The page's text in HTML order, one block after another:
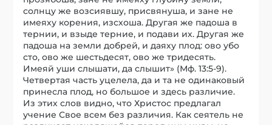
солнцу же возсиявшу, присвянуша, и зане не
имеяху корения, изсхоша. Другая же падоша в
тернии, и взыде терние, и подави их. Другая же
падоша на земли добрей, и даяху плод: ово убо
сто, ово же шестьдесят, ово же тридесять.
Имеяй уши слышати, да слышит» (Мф. 13:5-9).
Четвертая часть уцелела, да и та не одинаковый
принесла плод, но большое и здесь различие.
Из этих слов видно, что Христос предлагал
учение Свое всем без различия. Как сеятель не